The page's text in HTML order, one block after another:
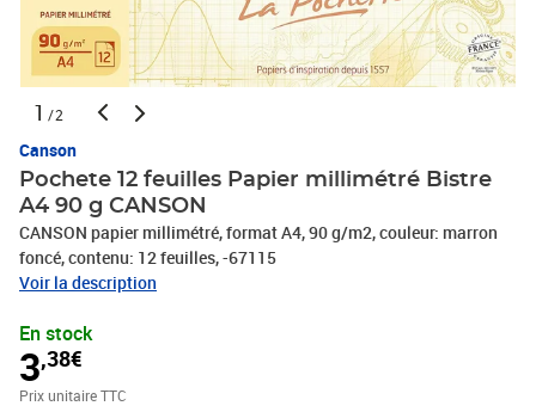
1 /2
Canson
Pochete 12 feuilles Papier millimétré Bistre
A4 90 g CANSON
CANSON papier millimétré, format A4, 90 g/m2, couleur: marron
foncé, contenu: 12 feuilles, -67115
Voir la description
En stock
3,38€
Prix unitaire TTC